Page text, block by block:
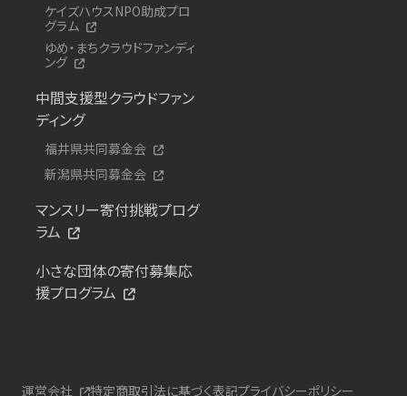
ケイズハウスNPO助成プロ
グラム
ゆめ・まちクラウドファンディ
ング
中間支援型クラウドファン
ディング
福井県共同募金会
新潟県共同募金会
マンスリー寄付挑戦プログ
ラム
小さな団体の寄付募集応
援プログラム
運営会社 特定商取引法に基づく表記プライバシーポリシー